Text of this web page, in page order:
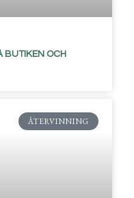
BUTIKEN OCH
ÅTERVINNING